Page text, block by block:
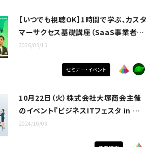
【いつでも視聴OK】1時間で学ぶ、カスタ
マーサクセス基礎講座（SaaS事業者向
け）
2026/03/15
セミナー・イベント
10月22日（火）株式会社大塚商会主催
のイベント『ビジネスITフェスタ in 大
阪』に出展！
2024/10/03